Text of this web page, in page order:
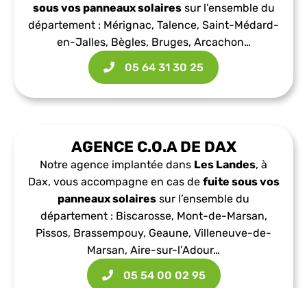
sous vos panneaux solairessur l’ensemble du
département : Mérignac, Talence, Saint-Médard-
en-Jalles, Bègles, Bruges, Arcachon…
05 64 31 30 25​
AGENCE C.O.A DE DAX
Notre agence implantée dans Les Landes, à
Dax, vous accompagne en cas de fuite sous vos
panneaux solaires sur l’ensemble du
département : Biscarosse, Mont-de-Marsan,
Pissos, Brassempouy, Geaune, Villeneuve-de-
Marsan, Aire-sur-l’Adour…
05 54 00 02 95​